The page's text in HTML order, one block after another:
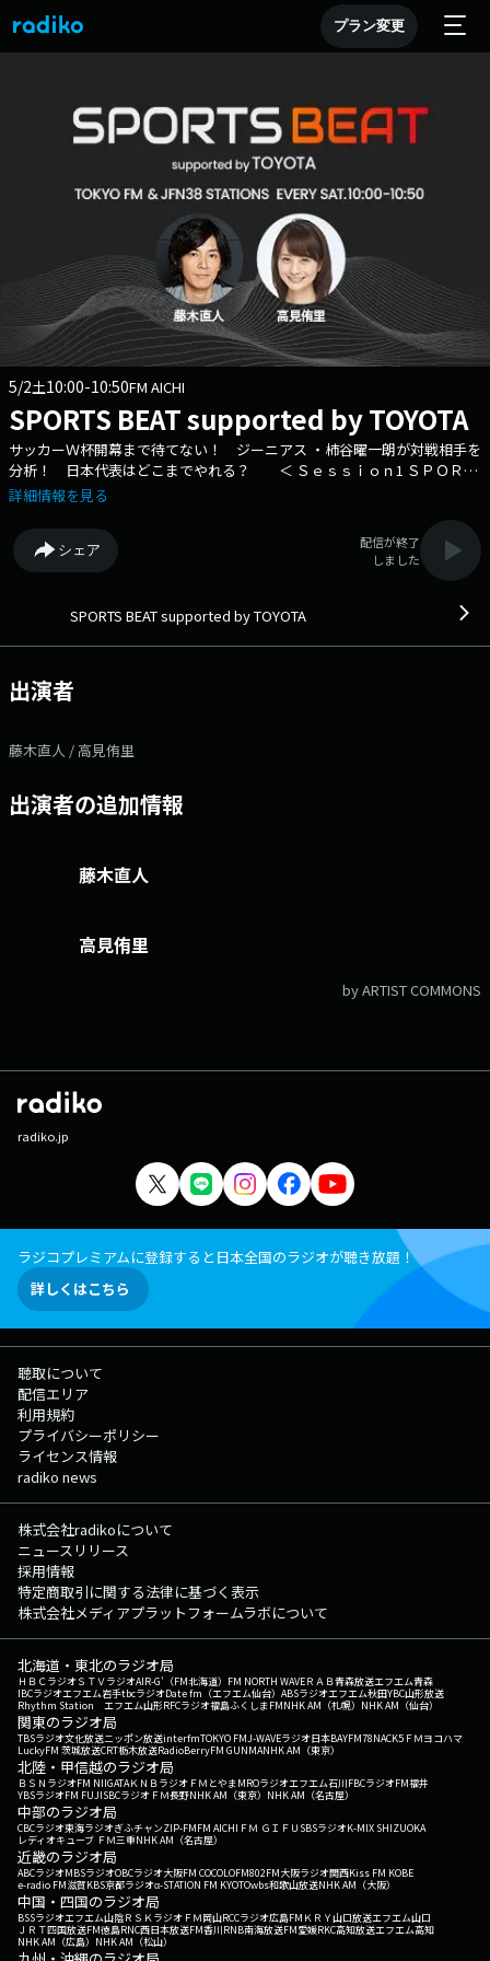
プラン変更
5/2土10:00-10:50FM AICHI
SPORTS BEAT supported by TOYOTA
サッカーＷ杯開幕まで待てない！ ジーニアス ・柿谷曜一朗が対戦相手を
分析！ 日本代表はどこまでやれる？ ＜ Ｓｅｓｓｉｏｎ1 ＳＰＯＲＴ
Ｓ ＴＡＬＫ ＞ ▽ ゲストは、元サッカー日本代表柿谷曜一朗さんで
いに迫り、スポーツの鼓動を全国にお伝えしていきます。◆ Xハッシ
ュタグは「#エフエムアイチ」 Xアカウントは「@FMAICHI」
詳細情報を見る
シェア
配信が終了
しました
SPORTS BEAT supported by TOYOTA
出演者
藤木直人 / 高見侑里
出演者の追加情報
藤木直人
高見侑里
by ARTIST COMMONS
radiko.jp
ラジコプレミアムに登録すると日本全国のラジオが聴き放題！
詳しくはこちら
聴取について
配信エリア
利用規約
プライバシーポリシー
ライセンス情報
radiko news
株式会社radikoについて
ニュースリリース
採用情報
特定商取引に関する法律に基づく表示
株式会社メディアプラットフォームラボについて
北海道・東北のラジオ局
ＨＢＣラジオＳＴＶラジオAIR-G'（FM北海道） FM NORTH WAVEＲＡＢ青森放送エフエム青森
IBCラジオエフエム岩手tbcラジオDate fm（エフエム仙台） ABSラジオエフエム秋田YBC山形放送
Rhythm Station エフエム山形RFCラジオ福島ふくしまFMNHK AM（札幌） NHK AM（仙台）
関東のラジオ局
TBSラジオ文化放送ニッポン放送interfmTOKYO FMJ-WAVEラジオ日本BAYFM78NACK5 ＦＭヨコハマ
LuckyFM 茨城放送CRT栃木放送RadioBerryFM GUNMANHK AM（東京）
北陸・甲信越のラジオ局
ＢＳＮラジオFM NIIGATAＫＮＢラジオ ＦＭとやまMROラジオエフエム石川FBCラジオFM福井
YBSラジオFM FUJISBCラジオ ＦＭ長野NHK AM（東京） NHK AM（名古屋）
中部のラジオ局
CBCラジオ東海ラジオぎふチャンZIP-FMFM AICHI ＦＭ ＧＩＦＵ SBSラジオK-MIX SHIZUOKA
レディオキューブ ＦＭ三重NHK AM（名古屋）
近畿のラジオ局
ABCラジオMBSラジオOBCラジオ大阪FM COCOLOFM802FM大阪ラジオ関西Kiss FM KOBE
e-radio FM滋賀KBS京都ラジオα-STATION FM KYOTOwbs和歌山放送NHK AM（大阪）
中国・四国のラジオ局
BSSラジオエフエム山陰ＲＳＫラジオ ＦＭ岡山RCCラジオ広島FM ＫＲＹ山口放送エフエム山口
ＪＲＴ四国放送FM徳島RNC西日本放送FM香川RNB南海放送FM愛媛RKC高知放送エフエム高知
NHK AM（広島） NHK AM（松山）